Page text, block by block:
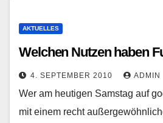
AKTUELLES
Welchen Nutzen haben
4. SEPTEMBER 2010 ADMIN
Wer am heutigen Samstag auf
mit einem recht